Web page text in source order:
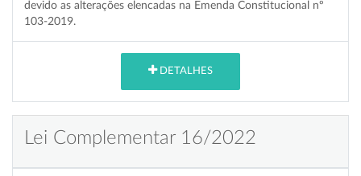
devido as alterações elencadas na Emenda Constitucional nº
103-2019.
DETALHES
Lei Complementar 16/2022